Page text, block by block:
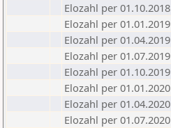
Elozahl per 01.10.2018
Elozahl per 01.01.2019
Elozahl per 01.04.2019
Elozahl per 01.07.2019
Elozahl per 01.10.2019
Elozahl per 01.01.2020
Elozahl per 01.04.2020
Elozahl per 01.07.2020